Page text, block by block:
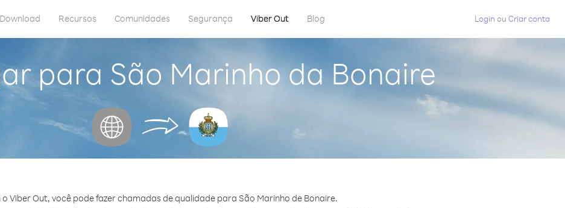
Download Recursos Comunidades Segurança Viber Out Blog Login ou Criar conta
para São Marinho da Bonaire
o Viber Out, você pode fazer chamadas de qualidade para São Marinho de Bonaire.